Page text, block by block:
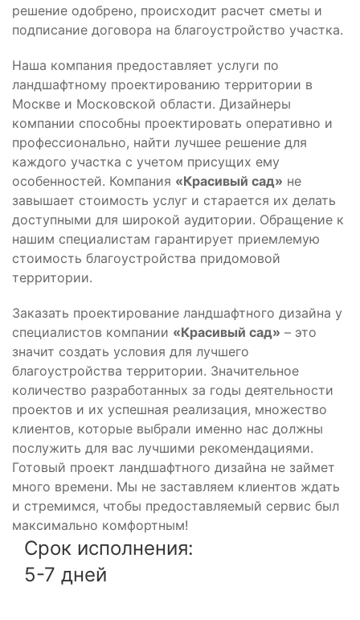
решение одобрено, происходит расчет сметы и
подписание договора на благоустройство участка.
Наша компания предоставляет услуги по
ландшафтному проектированию территории в
Москве и Московской области. Дизайнеры
компании способны проектировать оперативно и
профессионально, найти лучшее решение для
каждого участка с учетом присущих ему
особенностей. Компания «Красивый сад» не
завышает стоимость услуг и старается их делать
доступными для широкой аудитории. Обращение к
нашим специалистам гарантирует приемлемую
стоимость благоустройства придомовой
территории.
Заказать проектирование ландшафтного дизайна у
специалистов компании «Красивый сад» – это
значит создать условия для лучшего
благоустройства территории. Значительное
количество разработанных за годы деятельности
проектов и их успешная реализация, множество
клиентов, которые выбрали именно нас должны
послужить для вас лучшими рекомендациями.
Готовый проект ландшафтного дизайна не займет
много времени. Мы не заставляем клиентов ждать
и стремимся, чтобы предоставляемый сервис был
максимально комфортным!
Срок исполнения:
5-7 дней